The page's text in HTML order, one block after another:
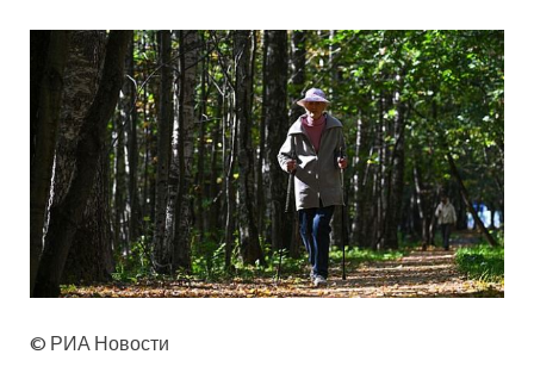
© РИА Новости